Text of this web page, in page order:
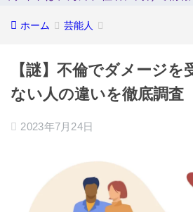
ホーム 芸能人
【謎】不倫でダメージを
ない人の違いを徹底調査
2023年7月24日